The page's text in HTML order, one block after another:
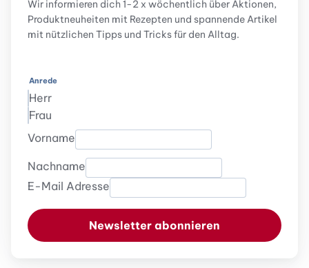
Wir informieren dich 1-2 x wöchentlich über Aktionen,
Produktneuheiten mit Rezepten und spannende Artikel
mit nützlichen Tipps und Tricks für den Alltag.
Anrede
Herr
Frau
Vorname
Nachname
E-Mail Adresse
Newsletter abonnieren